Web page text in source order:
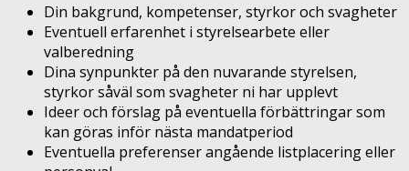
Din bakgrund, kompetenser, styrkor och svagheter
Eventuell erfarenhet i styrelsearbete eller
valberedning
Dina synpunkter på den nuvarande styrelsen,
styrkor såväl som svagheter ni har upplevt
Ideer och förslag på eventuella förbättringar som
kan göras inför nästa mandatperiod
Eventuella preferenser angående listplacering eller